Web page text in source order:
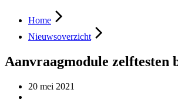
Home
Nieuwsoverzicht
Aanvraagmodule zelftesten
20 mei 2021